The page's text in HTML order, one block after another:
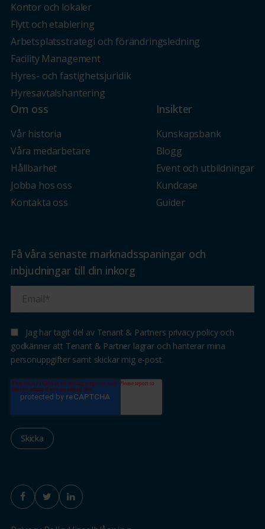
Kontor och lokaler
Flytt och etablering
Arbetsplatsstrategi och förändringsledning
Facility Management
Hyres- och fastighetsjuridik
Hyresavtalshantering
Om oss
Vår historia
Våra medarbetare
Hållbarhet
Jobba hos oss
Kontakta oss
Insikter
Kunskapsbank
Blogg
Event och utbildningar
Kundcase
Guider
Få våra senaste marknadsspaningar och
inbjudningar till din inkorg
Jag har tagit del av Tenant & Partners privacy policy och
godkänner att Tenant & Partner lagrar och hanterar mina
personuppgifter samt skickar mig e-post.